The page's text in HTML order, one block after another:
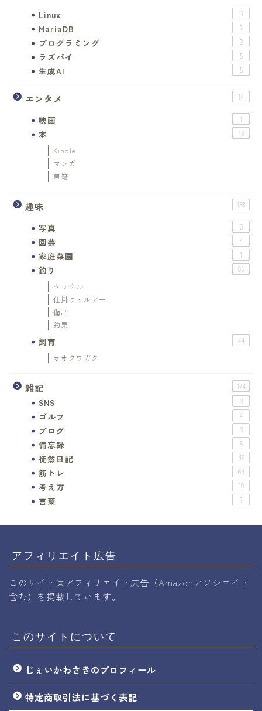
Linux 17
MariaDB 7
プログラミング 2
ラズパイ 5
生成AI 5
エンタメ 14
映画 1
本 13
Kindle
マンガ
書籍
趣味 138
写真 3
園芸 4
家庭菜園 1
釣り 85
タックル
仕掛け・ルアー
備品
釣果
飼育 44
オオクワガタ
雑記 174
SNS 3
ゴルフ 4
ブログ 3
備忘録 6
徒然日記 46
筋トレ 64
考え方 18
言葉 7
アフィリエイト広告
このサイトはアフィリエイト広告（Amazonアソシエイト
含む）を掲載しています。
このサイトについて
じぇいかわさきのプロフィール
特定商取引法に基づく表記